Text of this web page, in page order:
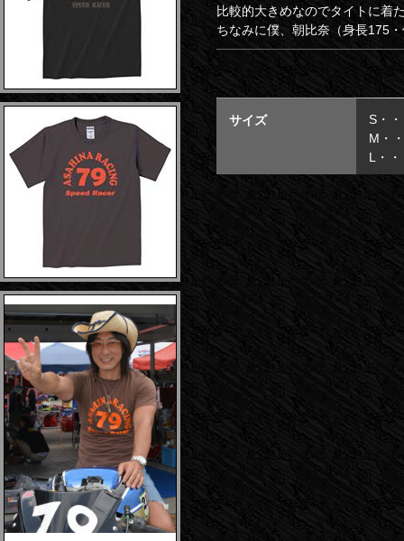
比較的大きめなのでタイトに着
ちなみに僕、朝比奈（身長175
サイズ
S・
M・
L・